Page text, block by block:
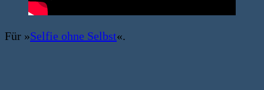
Für »Selfie ohne Selbst«.